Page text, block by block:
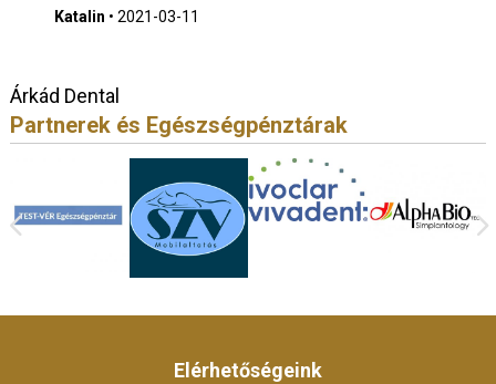
Katalin • 2021-03-11
Árkád Dental
Partnerek és Egészségpénztárak
Elérhetőségeink